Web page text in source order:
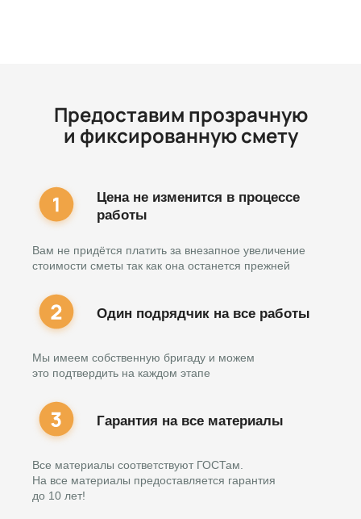
Предоставим прозрачную
и фиксированную смету
Цена не изменится в процессе
работы
Вам не придётся платить за внезапное увеличение
стоимости сметы так как она останется прежней
Один подрядчик на все работы
Мы имеем собственную бригаду и можем
это подтвердить на каждом этапе
Гарантия на все материалы
Все материалы соответствуют ГОСТам.
На все материалы предоставляется гарантия
до 10 лет!